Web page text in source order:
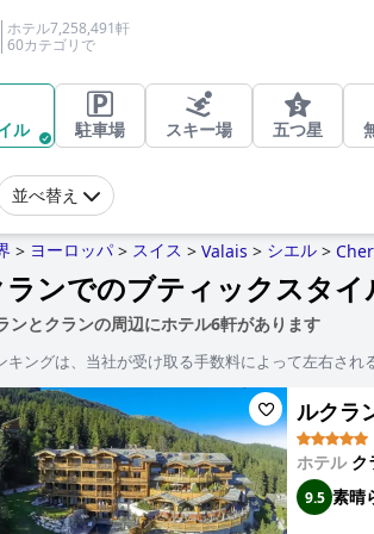
ホテル7,258,491軒
60カテゴリで
ル 駐車場 スキー場 五つ星
並べ替え
> ヨーロッパ > スイス > Valais > シエル >
ランでのブティックスタ
ンとクランの周辺にホテル6軒があります
キングは、当社が受け取る手数料によって左右され
ルクラ
ホテル ク
9.5 素晴